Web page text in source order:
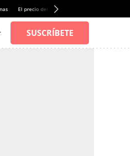
El precio del alquiler de vivienda baja por